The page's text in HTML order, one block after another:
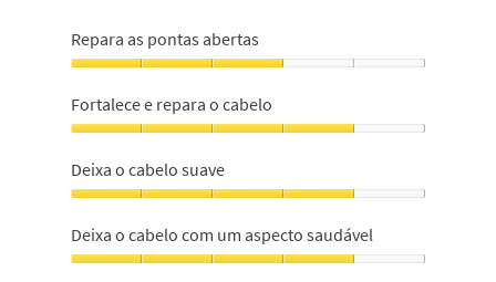
Repara as pontas abertas
as
pontas
3
em
5
Fortalece e repara o cabelo
e
repara
cabelo,
4
em
Deixa o cabelo suave
o
cabelo
Deixa o cabelo com um aspecto saudável